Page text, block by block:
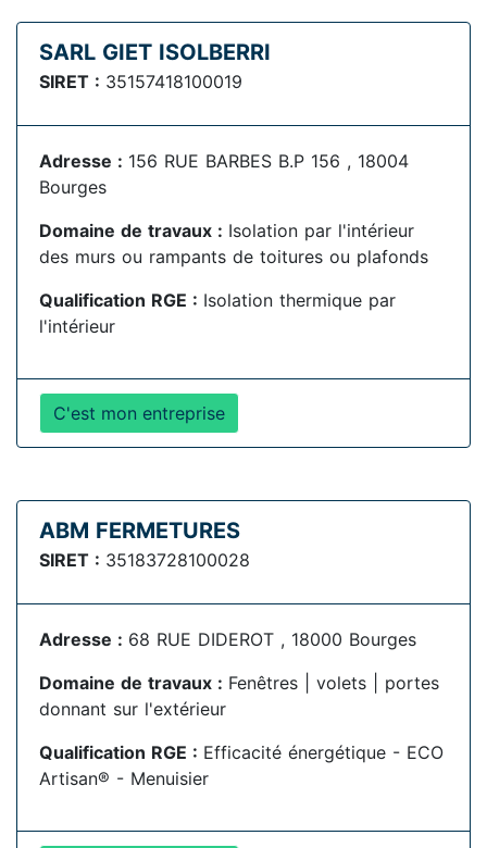
SARL GIET ISOLBERRI
SIRET : 35157418100019
Adresse : 156 RUE BARBES B.P 156 , 18004
Bourges
Domaine de travaux : Isolation par l'intérieur
des murs ou rampants de toitures ou plafonds
Qualification RGE : Isolation thermique par
l'intérieur
C'est mon entreprise
ABM FERMETURES
SIRET : 35183728100028
Adresse : 68 RUE DIDEROT , 18000 Bourges
Domaine de travaux : Fenêtres | volets | portes
donnant sur l'extérieur
Qualification RGE : Efficacité énergétique - ECO
Artisan® - Menuisier